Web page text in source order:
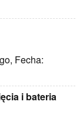
Fecha:
i bateria